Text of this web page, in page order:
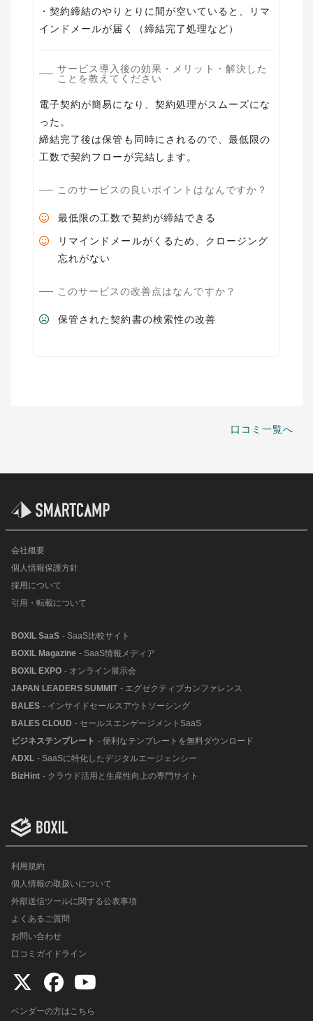
・契約締結のやりとりに間が空いていると、リマ
サービス導入後の効果・メリット・解決した
ことを教えてください
電子契約が簡易になり、契約処理がスムーズにな
った。
締結完了後は保管も同時にされるので、最低限の
工数で契約フローが完結します。
このサービスの良いポイントはなんですか？
最低限の工数で契約が締結できる
リマインドメールがくるため、クロージング
忘れがない
このサービスの改善点はなんですか？
保管された契約書の検索性の改善
口コミ一覧へ
会社概要
個人情報保護方針
採用について
引用・転載について
BOXIL SaaS - SaaS比較サイト
BOXIL Magazine - SaaS情報メディア
BOXIL EXPO - オンライン展示会
JAPAN LEADERS SUMMIT - エグゼクティブカンファレンス
BALES - インサイドセールスアウトソーシング
BALES CLOUD - セールスエンゲージメントSaaS
ビジネステンプレート - 便利なテンプレートを無料ダウンロード
ADXL - SaaSに特化したデジタルエージェンシー
BizHint - クラウド活用と生産性向上の専門サイト
利用規約
個人情報の取扱いについて
外部送信ツールに関する公表事項
よくあるご質問
お問い合わせ
口コミガイドライン
ベンダーの方はこちら